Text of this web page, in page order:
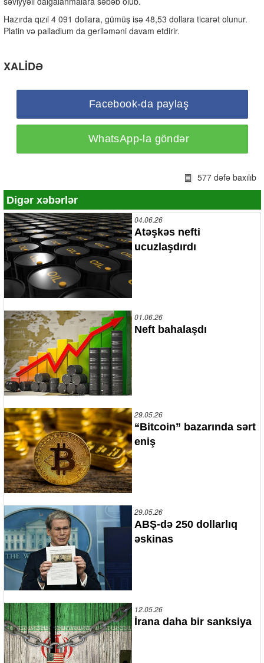
Hazırda qızıl 4 091 dollara, gümüş isə 48,53 dollara ticarət olunur.
Platin və palladium da geriləməni davam etdirir.
XALİDƏ
Facebook-da paylaş
WhatsApp-la göndər
577 dəfə baxılıb
Digər xəbərlər
04.06.26
Atəşkəs nefti
ucuzlaşdırdı
01.06.26
Neft bahalaşdı
29.05.26
“Bitcoin” bazarında sərt
eniş
29.05.26
ABŞ-də 250 dollarlıq
əskinas
12.05.26
İrana daha bir sanksiya